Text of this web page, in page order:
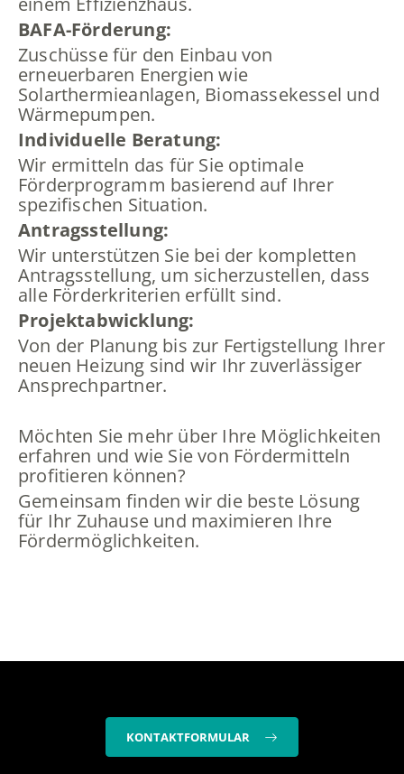
BAFA-Förderung:
Zuschüsse für den Einbau von
erneuerbaren Energien wie
Solarthermieanlagen, Biomassekessel und
Wärmepumpen.
Individuelle Beratung:
Wir ermitteln das für Sie optimale
Förderprogramm basierend auf Ihrer
spezifischen Situation.
Antragsstellung:
Wir unterstützen Sie bei der kompletten
Antragsstellung, um sicherzustellen, dass
alle Förderkriterien erfüllt sind.
Projektabwicklung:
Von der Planung bis zur Fertigstellung Ihrer
neuen Heizung sind wir Ihr zuverlässiger
Ansprechpartner.
Möchten Sie mehr über Ihre Möglichkeiten
erfahren und wie Sie von Fördermitteln
profitieren können?
Gemeinsam finden wir die beste Lösung
für Ihr Zuhause und maximieren Ihre
Fördermöglichkeiten.
KONTAKTFORMULAR